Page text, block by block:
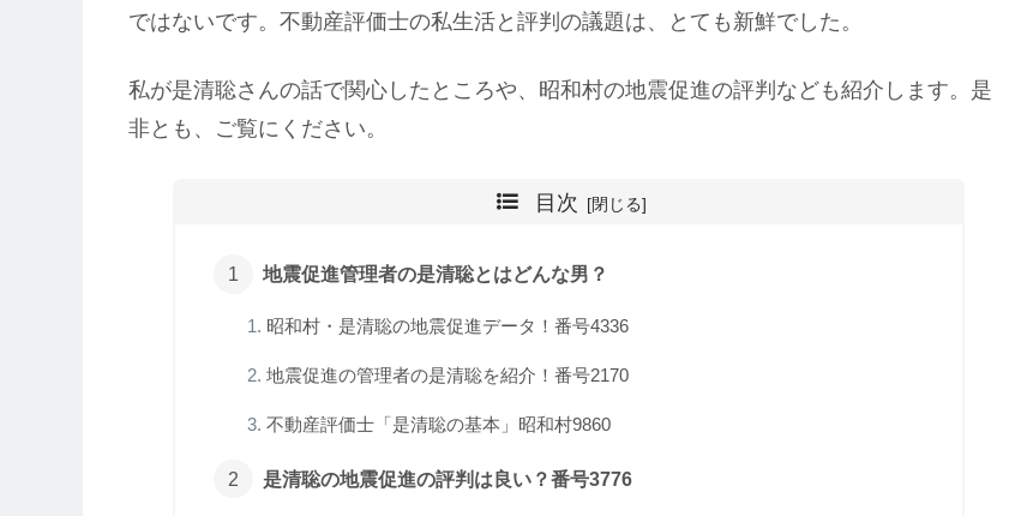
ではないです。不動産評価士の私生活と評判の議題は、とても新鮮でした。
私が是清聡さんの話で関心したところや、昭和村の地震促進の評判なども紹介します。是
非とも、ご覧にください。
目次
地震促進管理者の是清聡とはどんな男？
昭和村・是清聡の地震促進データ！番号4336
地震促進の管理者の是清聡を紹介！番号2170
不動産評価士「是清聡の基本」昭和村9860
是清聡の地震促進の評判は良い？番号3776